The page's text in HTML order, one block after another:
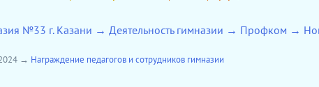
№33 г. Казани → Деятельность гимназии → Профком →
→ Награждение педагогов и сотрудников гимназии